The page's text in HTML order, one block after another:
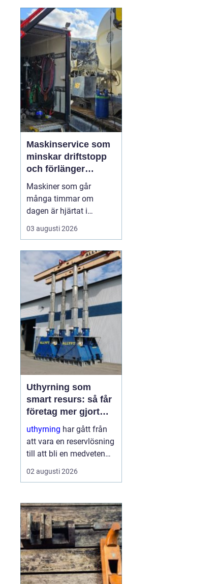
när nya projekt ska i
gång. Rätt sorts grus gör
skillnad för allt från en
enkel trädgårdsgång till
en tungt trafikerad
uppfart eller en s...
Maskinservice som
minskar driftstopp
och förlänger
livslängden
Maskiner som går
många timmar om
dagen är hjärtat i
entreprenad, skog och
lantbruk. När de stannar,
genomtänkt
maskinservice intebara
en kostnad, utan ett sätt
a...
03 augusti 2026
Uthyrning som
smart resurs: så får
företag mer gjort
med mindre
uthyrning har gått från
att vara en reservlösning
till att bli en medveten
strategi för många
företag. I stället för att
utrustning väljer allt fler
att hyra. Det frigör både
pengar o...
02 augusti 2026